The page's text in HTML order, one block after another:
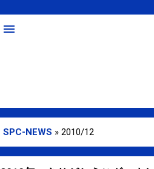
SPC-NEWS » 2010/12